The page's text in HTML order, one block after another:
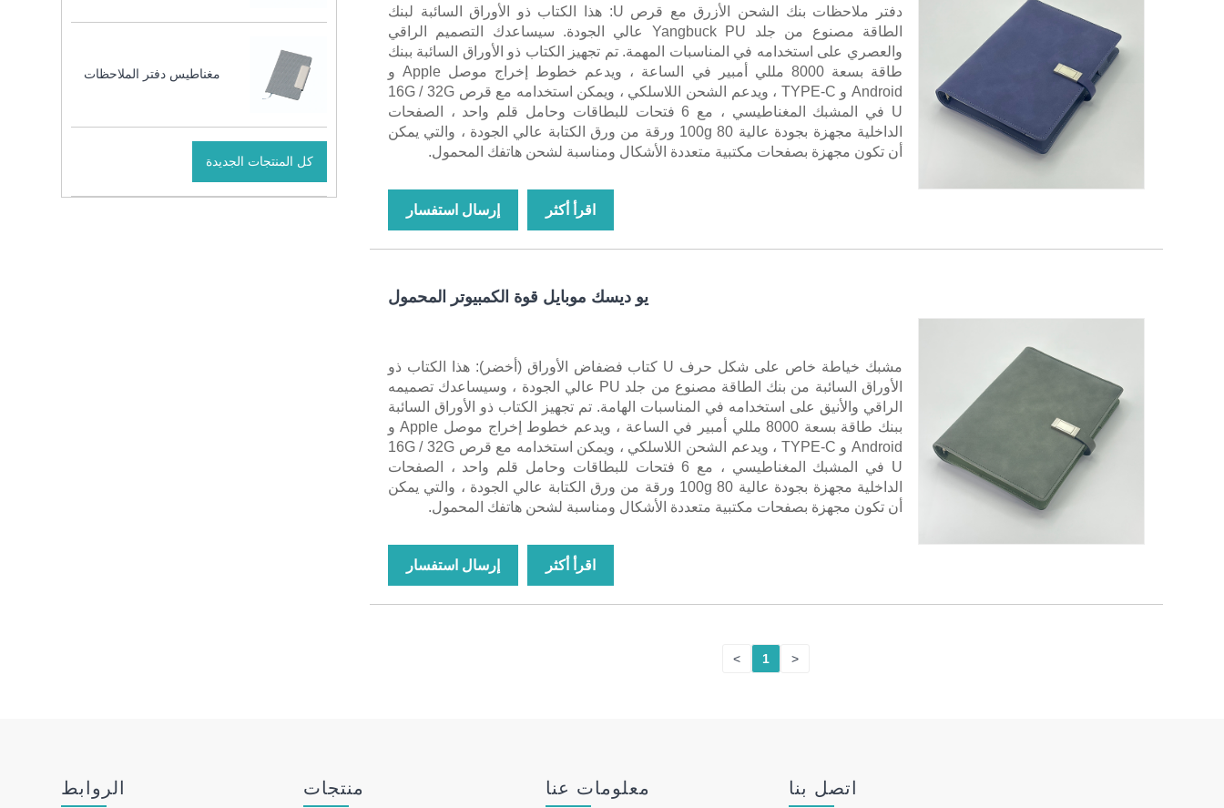
مغناطيس دفتر الملاحظات
كل المنتجات الجديدة
دفتر ملاحظات بنك الشحن الأزرق مع قرص U: هذا الكتاب ذو الأوراق السائبة لبنك
الطاقة مصنوع من جلد Yangbuck PU عالي الجودة. سيساعدك التصميم الراقي
والعصري على استخدامه في المناسبات المهمة. تم تجهيز الكتاب ذو الأوراق السائبة ببنك
طاقة بسعة 8000 مللي أمبير في الساعة ، ويدعم خطوط إخراج موصل Apple و
Android و TYPE-C ، ويدعم الشحن اللاسلكي ، ويمكن استخدامه مع قرص 16G / 32G
U في المشبك المغناطيسي ، مع 6 فتحات للبطاقات وحامل قلم واحد ، الصفحات
الداخلية مجهزة بجودة عالية 100g 80 ورقة من ورق الكتابة عالي الجودة ، والتي يمكن
أن تكون مجهزة بصفحات مكتبية متعددة الأشكال ومناسبة لشحن هاتفك المحمول.
اقرأ أكثر إرسال استفسار
يو ديسك موبايل قوة الكمبيوتر المحمول
مشبك خياطة خاص على شكل حرف U كتاب فضفاض الأوراق (أخضر): هذا الكتاب ذو
الأوراق السائبة من بنك الطاقة مصنوع من جلد PU عالي الجودة ، وسيساعدك تصميمه
الراقي والأنيق على استخدامه في المناسبات الهامة. تم تجهيز الكتاب ذو الأوراق السائبة
ببنك طاقة بسعة 8000 مللي أمبير في الساعة ، ويدعم خطوط إخراج موصل Apple و
Android و TYPE-C ، ويدعم الشحن اللاسلكي ، ويمكن استخدامه مع قرص 16G / 32G
U في المشبك المغناطيسي ، مع 6 فتحات للبطاقات وحامل قلم واحد ، الصفحات
الداخلية مجهزة بجودة عالية 100g 80 ورقة من ورق الكتابة عالي الجودة ، والتي يمكن
أن تكون مجهزة بصفحات مكتبية متعددة الأشكال ومناسبة لشحن هاتفك المحمول.
اقرأ أكثر إرسال استفسار
<
1
>
اتصل بنا معلومات عنا منتجات الروابط